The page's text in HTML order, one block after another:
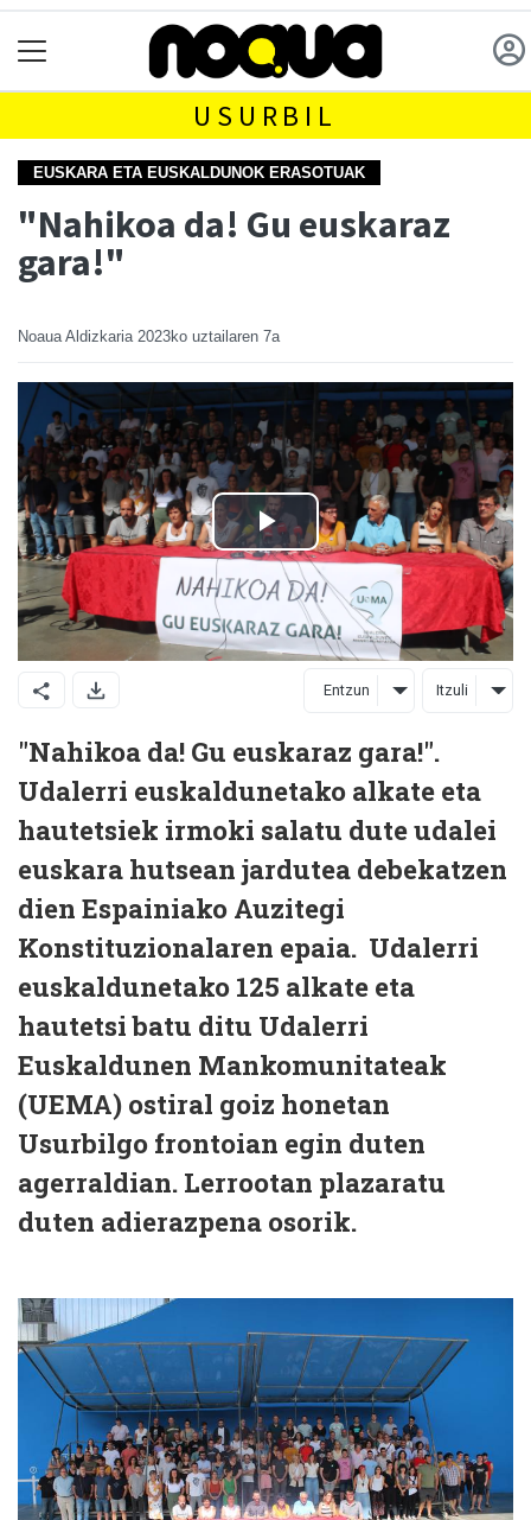
USURBIL
EUSKARA ETA EUSKALDUNOK ERASOTUAK
"Nahikoa da! Gu euskaraz
gara!"
Noaua Aldizkaria 2023ko uztailaren 7a
Entzun Itzuli
"Nahikoa da! Gu euskaraz gara!".
Udalerri euskaldunetako alkate eta
hautetsiek irmoki salatu dute udalei
euskara hutsean jardutea debekatzen
dien Espainiako Auzitegi
Konstituzionalaren epaia. Udalerri
euskaldunetako 125 alkate eta
hautetsi batu ditu Udalerri
Euskaldunen Mankomunitateak
(UEMA) ostiral goiz honetan
Usurbilgo frontoian egin duten
agerraldian. Lerrootan plazaratu
duten adierazpena osorik.